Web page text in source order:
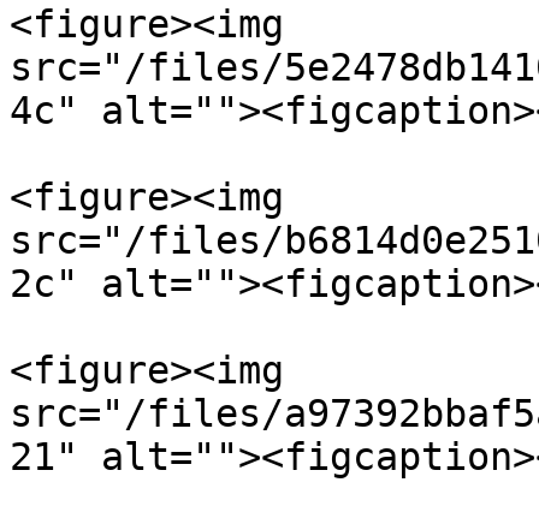
<figure><img
src="/files/
4c"
<figure><img
src="/files/
2c"
<figure><img
src="/files/
21"